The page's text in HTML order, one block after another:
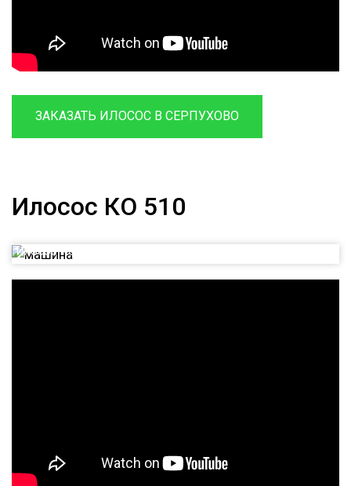
ЗАКАЗАТЬ ИЛОСОС В СЕРПУХОВО
Илосос КО 510
Илосос КО 510